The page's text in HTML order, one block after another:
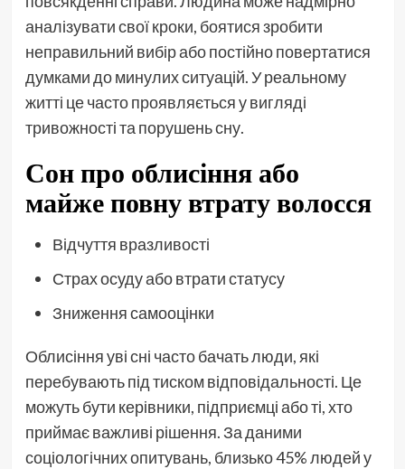
аналізувати свої кроки, боятися зробити
неправильний вибір або постійно повертатися
думками до минулих ситуацій. У реальному
житті це часто проявляється у вигляді
тривожності та порушень сну.
Сон про облисіння або
майже повну втрату волосся
Відчуття вразливості
Страх осуду або втрати статусу
Зниження самооцінки
Облисіння уві сні часто бачать люди, які
перебувають під тиском відповідальності. Це
можуть бути керівники, підприємці або ті, хто
приймає важливі рішення. За даними
соціологічних опитувань, близько 45% людей у